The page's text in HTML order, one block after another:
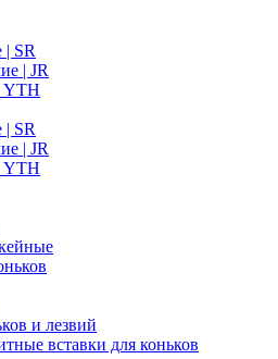
| SR
| JR
YTH
| SR
| JR
YTH
и лезвий
вставки для коньков